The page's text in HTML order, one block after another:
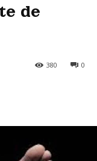
de
0
380